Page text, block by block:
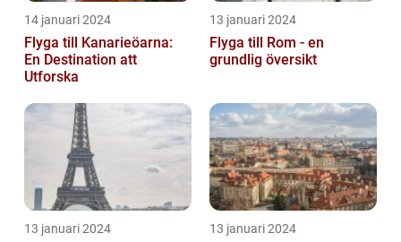
14 januari 2024
Flyga till Kanarieöarna:
En Destination att
Utforska
13 januari 2024
Flyga till Rom - en
grundlig översikt
13 januari 2024 13 januari 2024